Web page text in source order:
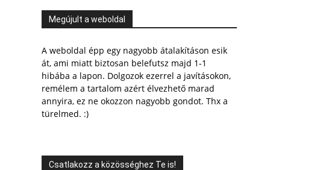
Megújult a weboldal
A weboldal épp egy nagyobb átalakításon esik
át, ami miatt biztosan belefutsz majd 1-1
hibába a lapon. Dolgozok ezerrel a javításokon,
remélem a tartalom azért élvezhető marad
annyira, ez ne okozzon nagyobb gondot. Thx a
türelmed. :)
Csatlakozz a közösséghez Te is!